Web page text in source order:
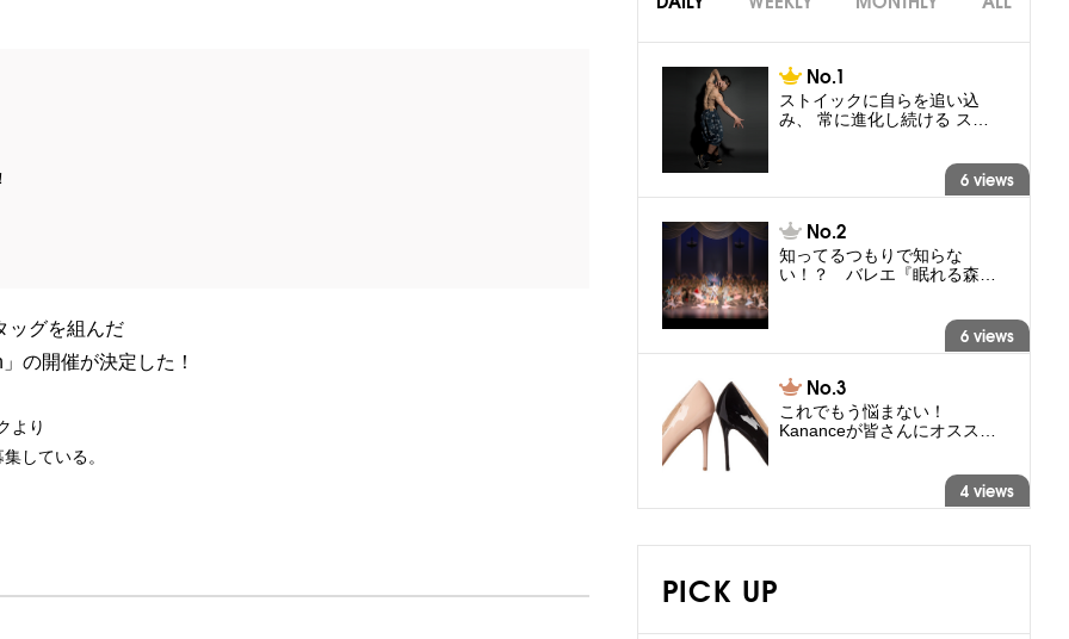
ッグを組んだ
の開催が決定した！
より
している。
ストイックに自らを追い込
み、 常に進化し続ける ス…
6 views
知ってるつもりで知らな
い！？ バレエ『眠れる森…
6 views
これでもう悩まない！
Kananceが皆さんにオスス…
4 views
PICK UP